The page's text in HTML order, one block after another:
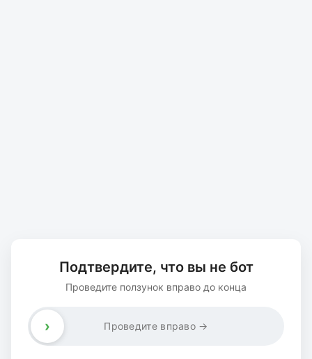
Подтвердите, что вы не бот
Проведите ползунок вправо до конца
Проведите вправо →
›